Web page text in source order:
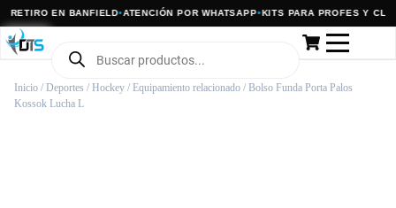
EN BANFIELD•ATENCIÓN POR WHATSAPP•KITS PARA PROFES Y
Inicio / Deportes / Hockey / Equipamiento relacionado / Bolso Funda Porta Palos
Kossok Lucha L